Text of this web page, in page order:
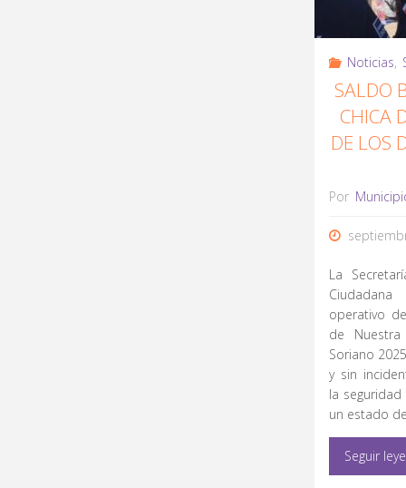
Noticias,
SALDO
CHICA
DE LOS
Por
La
operativo
de
Soriano
y sin
la
un estado
Seguir